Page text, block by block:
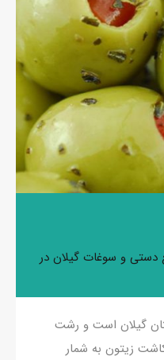
دستی و سوغات گیلان در
گیلان است و رشت
زیتون به شمار